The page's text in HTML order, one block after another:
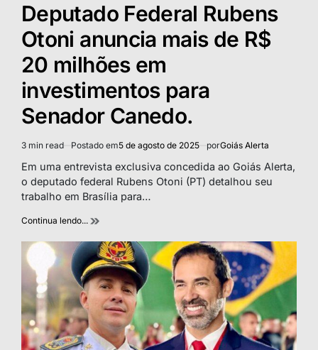
Deputado Federal Rubens
Otoni anuncia mais de R$
20 milhões em
investimentos para
Senador Canedo.
Estimated
read
time
3 min read Postado em5 de agosto de 2025 porGoiás Alerta
Em uma entrevista exclusiva concedida ao Goiás Alerta,
o deputado federal Rubens Otoni (PT) detalhou seu
trabalho em Brasília para…
Continua lendo...